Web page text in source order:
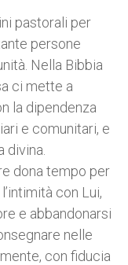
pastorali per
persone
Nella Bibbia
ci mette a
la dipendenza
e comunitari, e
divina.
dona tempo per
con Lui,
e abbandonarsi
nelle
con fiducia